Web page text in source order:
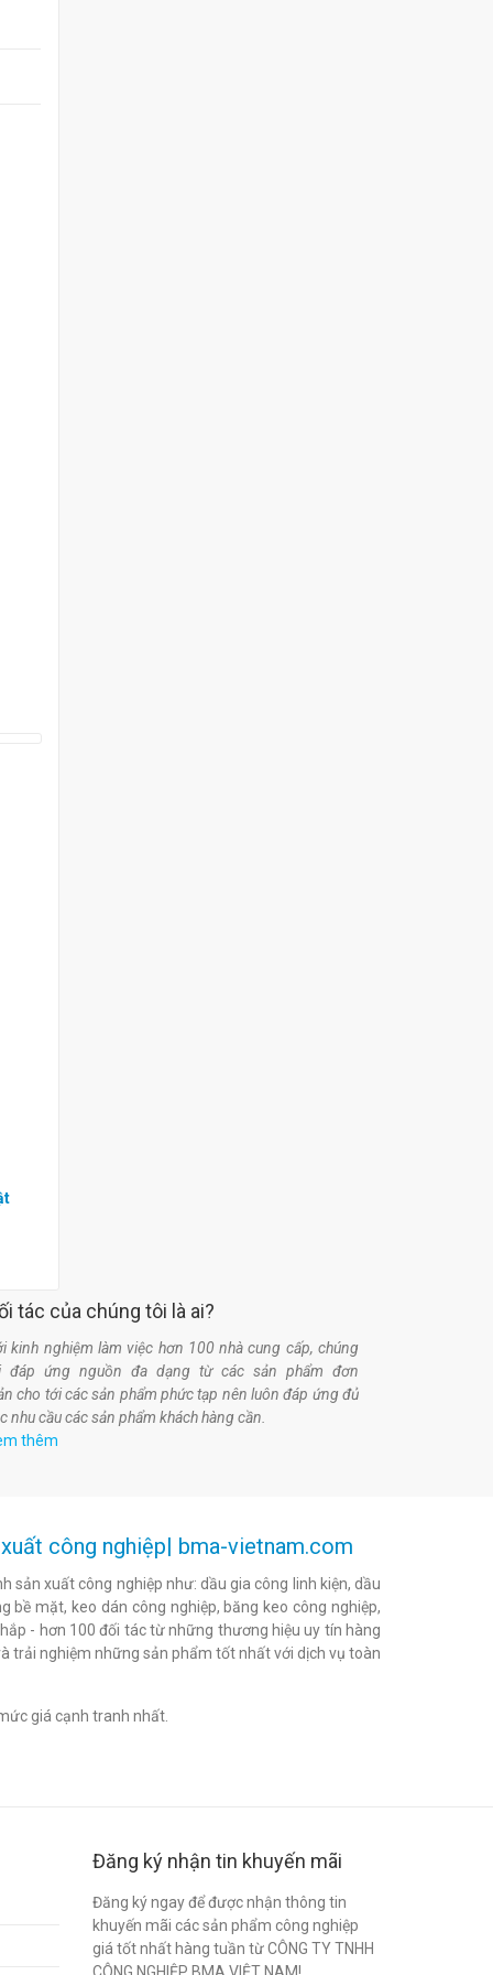
tác của chúng tôi là ai?
kinh nghiệm làm việc hơn 100 nhà cung cấp, chúng
đáp ứng nguồn đa dạng từ các sản phẩm đơn
cho tới các sản phẩm phức tạp nên luôn đáp ứng đủ
nhu cầu các sản phẩm khách hàng cần.
thêm
công nghiệp| bma-vietnam.com
sản xuất công nghiệp như: dầu gia công linh kiện, dầu
mặt, keo dán công nghiệp, băng keo công nghiệp,
- hơn 100 đối tác từ những thương hiệu uy tín hàng
trải nghiệm những sản phẩm tốt nhất với dịch vụ toàn
giá cạnh tranh nhất.
Đăng ký nhận tin khuyến mãi
Đăng ký ngay để được nhận thông tin
khuyến mãi các sản phẩm công nghiệp
giá tốt nhất hàng tuần từ CÔNG TY TNHH